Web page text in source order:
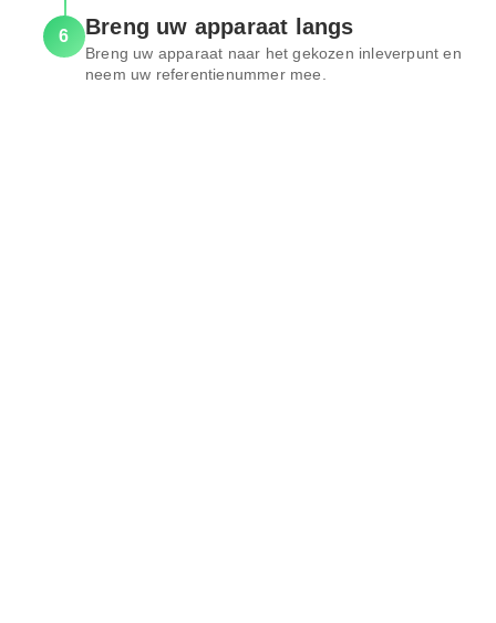
6 Breng uw apparaat langs
Breng uw apparaat naar het gekozen inleverpunt en
neem uw referentienummer mee.